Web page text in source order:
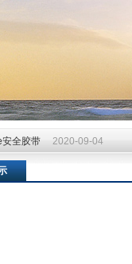
全胶带 2020-09-04
全胶带 2020-09-04
全胶带